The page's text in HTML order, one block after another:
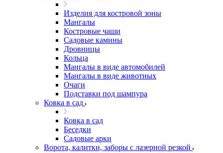
Изделия для костровой зоны
Мангалы
Костровые чаши
Садовые камины
Дровницы
Кольца
Мангалы в виде автомобилей
Мангалы в виде животных
Очаги
Подставки под шампура
Ковка в сад
Ковка в сад
Беседки
Садовые арки
Ворота, калитки, заборы с лазерной резкой